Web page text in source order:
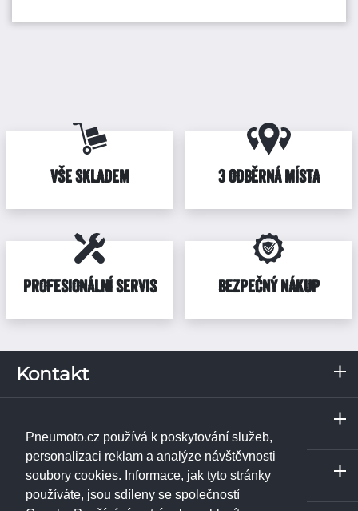
Pneumoto.cz používá k poskytování služeb,
personalizaci reklam a analýze návštěvnosti
soubory cookies. Informace, jak tyto stránky
používáte, jsou sdíleny se společností
VŠE SKLADEM 3 ODBĚRNÁ MÍSTA
PROFESIONÁLNÍ SERVIS BEZPEČNÝ NÁKUP
Kontakt
373 67Borek u Českých Budějovic
IČ: 02531348
DIČ: CZ02531348
Tel.:+420 774 740 708
Praha
Janpet - pneuservis
Libušská 230/74
142 00 Praha 4 - Libuš
ukázat na mapě
Servis a odběrné místo
České Budějovice